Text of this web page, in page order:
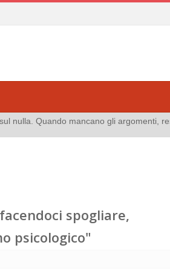
gli argomenti, resta solo la
spogliare,
psicologico"